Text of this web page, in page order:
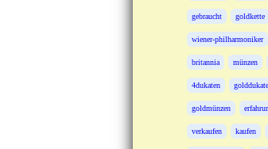
gebraucht goldkette
wiener-philharmoniker
britannia münzen
4dukaten
goldmünzen
verkaufen kaufen